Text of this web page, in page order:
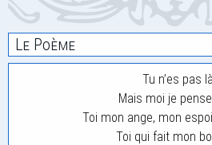
Le Poème
Tu n’es pas
Mais moi je
Toi mon ange, mon
Toi qui fait mon